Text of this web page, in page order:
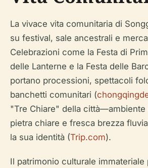
La vivace vita comunitaria di
su festival, sale ancestrali e
Celebrazioni come la Festa di
delle Lanterne e la Festa delle
portano processioni, spettacoli
banchetti comunitari (
"Tre Chiare" della città—ambiente
pietra chiare e fresca brezza
la sua identità (Trip.com).
Il patrimonio culturale immateriale